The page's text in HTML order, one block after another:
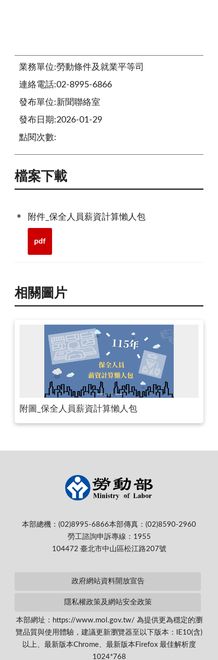
業務單位:勞動條件及就業平等司
連絡電話:02-8995-6866
發布單位:新聞聯絡室
發布日期:2026-01-29
點閱次數:
檔案下載
附件_保全人員薪資計算懶人包
pdf
相關圖片
附圖_保全人員薪資計算懶人包
本部總機：(02)8995-6866本部傳真：(02)8590-2960
勞工諮詢申訴專線：1955
104472 臺北市中山區松江路207號
政府網站資料開放宣告
隱私權政策及網站安全政策
本部網址：https://www.mol.gov.tw/ 為提供更為穩定的瀏
覽品質與使用體驗，建議更新瀏覽器至以下版本：IE10(含)
以上、最新版本Chrome、最新版本Firefox 最佳解析度
1024*768